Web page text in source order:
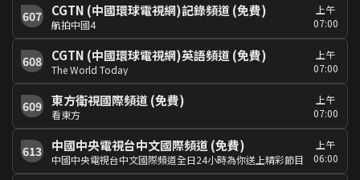
607 CGTN (中國環球電視網)記錄頻道 (免費)
航拍中國4
上午
07:00
608 CGTN (中國環球電視網)英語頻道 (免費)
The World Today
上午
07:00
609 東方衛視國際頻道 (免費)
看東方
上午
07:00
613 中國中央電視台中文國際頻道 (免費)
中國中央電視台中文國際頻道全日24小時為你送上精彩節目
上午
06:00